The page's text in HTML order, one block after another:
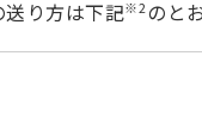
り方は下記※2のと